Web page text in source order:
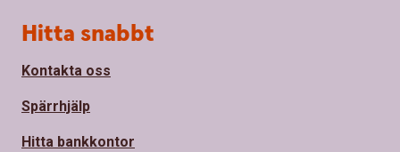
Sidfot
Hitta snabbt
Kontakta oss
Spärrhjälp
Hitta bankkontor